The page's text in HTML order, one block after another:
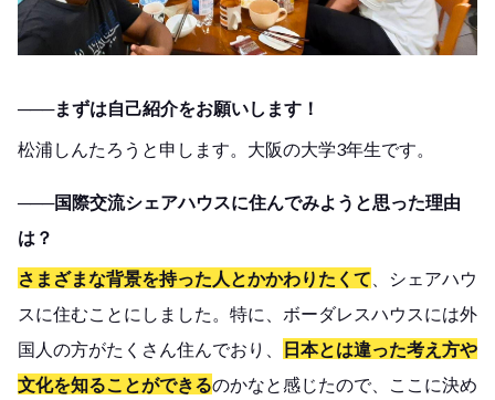
───まずは自己紹介をお願いします！
松浦しんたろうと申します。大阪の大学3年生です。
───国際交流シェアハウスに住んでみようと思った理由
は？
さまざまな背景を持った人とかかわりたくて 、シェアハウ
スに住むことにしました。特に、ボーダレスハウスには外
国人の方がたくさん住んでおり、
日本とは違った考え方や
文化を知ることができるのかなと感じたので、ここに決め